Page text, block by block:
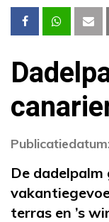
De
terras en ’s